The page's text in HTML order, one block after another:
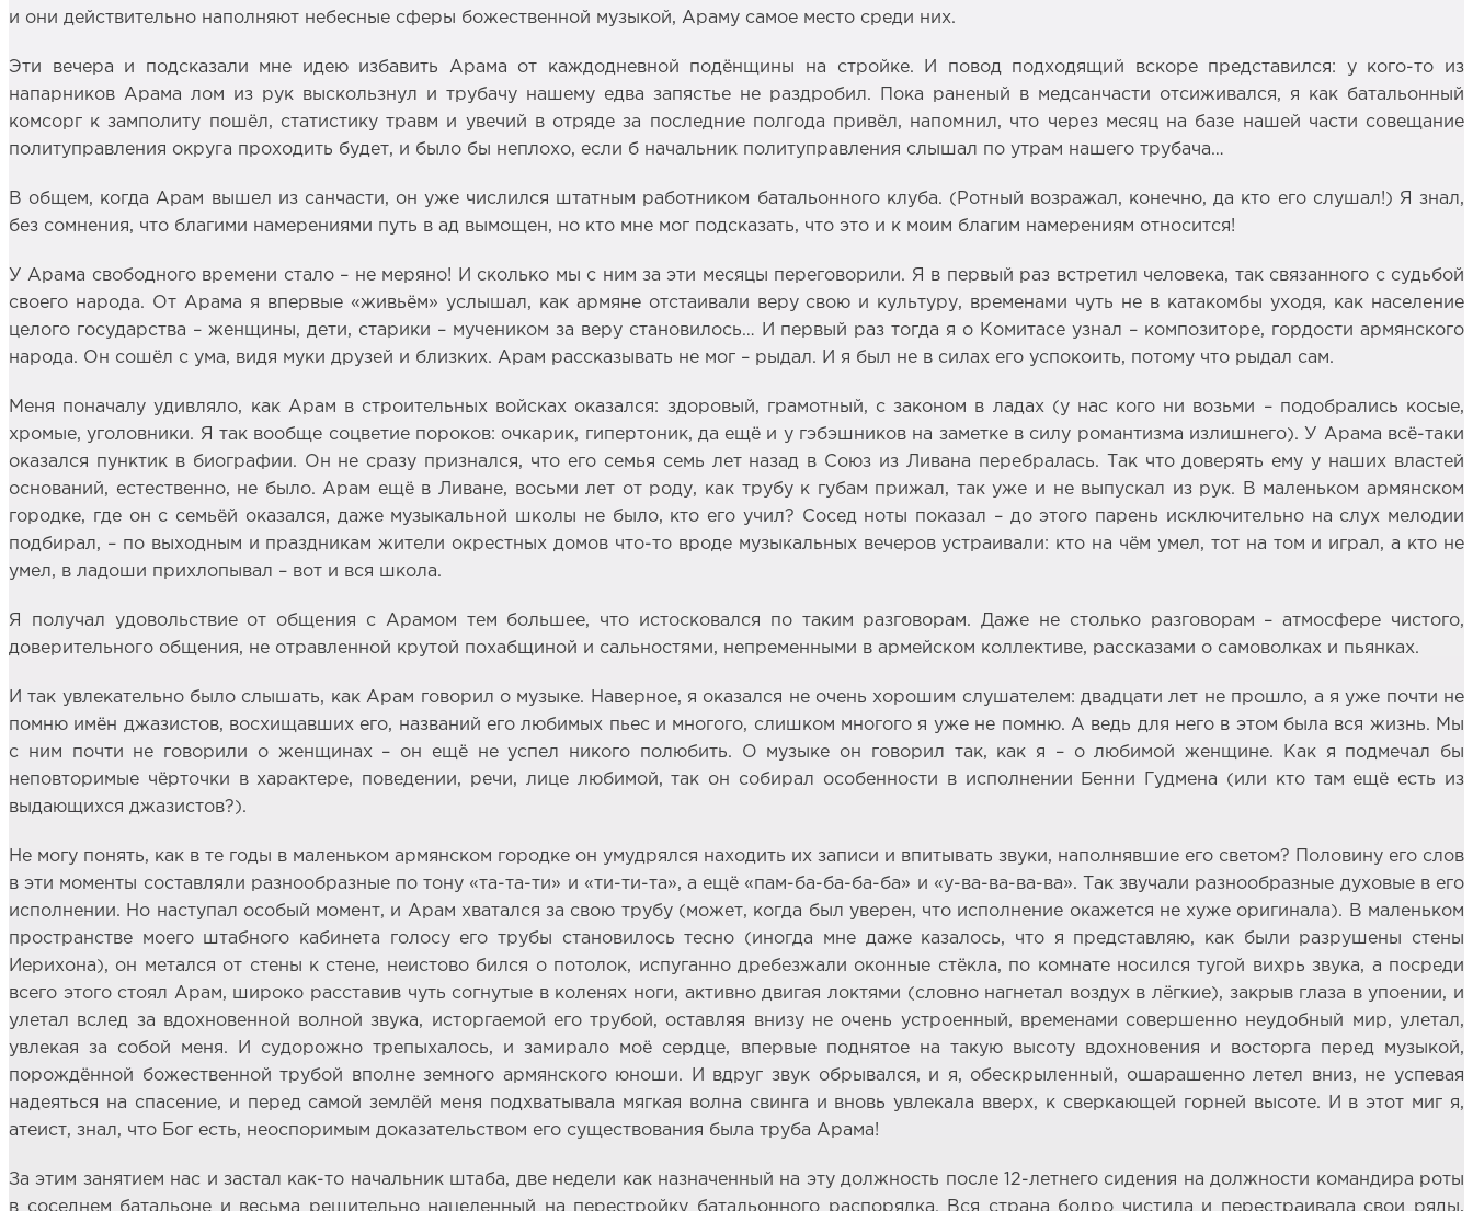
и они действительно наполняют небесные сферы божественной музыкой, Араму самое место среди них.
Эти вечера и подсказали мне идею избавить Арама от каждодневной подёнщины на стройке. И повод подходящий вскоре представился: у кого-то из
напарников Арама лом из рук выскользнул и трубачу нашему едва запястье не раздробил. Пока раненый в медсанчасти отсиживался, я как батальонный
комсорг к замполиту пошёл, статистику травм и увечий в отряде за последние полгода привёл, напомнил, что через месяц на базе нашей части совещание
политуправления округа проходить будет, и было бы неплохо, если б начальник политуправления слышал по утрам нашего трубача…
В общем, когда Арам вышел из санчасти, он уже числился штатным работником батальонного клуба. (Ротный возражал, конечно, да кто его слушал!) Я знал,
без сомнения, что благими намерениями путь в ад вымощен, но кто мне мог подсказать, что это и к моим благим намерениям относится!
У Арама свободного времени стало – не меряно! И сколько мы с ним за эти месяцы переговорили. Я в первый раз встретил человека, так связанного с судьбой
своего народа. От Арама я впервые «живьём» услышал, как армяне отстаивали веру свою и культуру, временами чуть не в катакомбы уходя, как население
целого государства – женщины, дети, старики – мучеником за веру становилось… И первый раз тогда я о Комитасе узнал – композиторе, гордости армянского
народа. Он сошёл с ума, видя муки друзей и близких. Арам рассказывать не мог – рыдал. И я был не в силах его успокоить, потому что рыдал сам.
Меня поначалу удивляло, как Арам в строительных войсках оказался: здоровый, грамотный, с законом в ладах (у нас кого ни возьми – подобрались косые,
хромые, уголовники. Я так вообще соцветие пороков: очкарик, гипертоник, да ещё и у гэбэшников на заметке в силу романтизма излишнего). У Арама всё-таки
оказался пунктик в биографии. Он не сразу признался, что его семья семь лет назад в Союз из Ливана перебралась. Так что доверять ему у наших властей
оснований, естественно, не было. Арам ещё в Ливане, восьми лет от роду, как трубу к губам прижал, так уже и не выпускал из рук. В маленьком армянском
городке, где он с семьёй оказался, даже музыкальной школы не было, кто его учил? Сосед ноты показал – до этого парень исключительно на слух мелодии
подбирал, – по выходным и праздникам жители окрестных домов что-то вроде музыкальных вечеров устраивали: кто на чём умел, тот на том и играл, а кто не
умел, в ладоши прихлопывал – вот и вся школа.
Я получал удовольствие от общения с Арамом тем большее, что истосковался по таким разговорам. Даже не столько разговорам – атмосфере чистого,
доверительного общения, не отравленной крутой похабщиной и сальностями, непременными в армейском коллективе, рассказами о самоволках и пьянках.
И так увлекательно было слышать, как Арам говорил о музыке. Наверное, я оказался не очень хорошим слушателем: двадцати лет не прошло, а я уже почти не
помню имён джазистов, восхищавших его, названий его любимых пьес и многого, слишком многого я уже не помню. А ведь для него в этом была вся жизнь. Мы
с ним почти не говорили о женщинах – он ещё не успел никого полюбить. О музыке он говорил так, как я – о любимой женщине. Как я подмечал бы
неповторимые чёрточки в характере, поведении, речи, лице любимой, так он собирал особенности в исполнении Бенни Гудмена (или кто там ещё есть из
выдающихся джазистов?).
Не могу понять, как в те годы в маленьком армянском городке он умудрялся находить их записи и впитывать звуки, наполнявшие его светом? Половину его слов
в эти моменты составляли разнообразные по тону «та-та-ти» и «ти-ти-та», а ещё «пам-ба-ба-ба-ба» и «у-ва-ва-ва-ва». Так звучали разнообразные духовые в его
исполнении. Но наступал особый момент, и Арам хватался за свою трубу (может, когда был уверен, что исполнение окажется не хуже оригинала). В маленьком
пространстве моего штабного кабинета голосу его трубы становилось тесно (иногда мне даже казалось, что я представляю, как были разрушены стены
Иерихона), он метался от стены к стене, неистово бился о потолок, испуганно дребезжали оконные стёкла, по комнате носился тугой вихрь звука, а посреди
всего этого стоял Арам, широко расставив чуть согнутые в коленях ноги, активно двигая локтями (словно нагнетал воздух в лёгкие), закрыв глаза в упоении, и
улетал вслед за вдохновенной волной звука, исторгаемой его трубой, оставляя внизу не очень устроенный, временами совершенно неудобный мир, улетал,
увлекая за собой меня. И судорожно трепыхалось, и замирало моё сердце, впервые поднятое на такую высоту вдохновения и восторга перед музыкой,
порождённой божественной трубой вполне земного армянского юноши. И вдруг звук обрывался, и я, обескрыленный, ошарашенно летел вниз, не успевая
надеяться на спасение, и перед самой землёй меня подхватывала мягкая волна свинга и вновь увлекала вверх, к сверкающей горней высоте. И в этот миг я,
атеист, знал, что Бог есть, неоспоримым доказательством его существования была труба Арама!
За этим занятием нас и застал как-то начальник штаба, две недели как назначенный на эту должность после 12-летнего сидения на должности командира роты
в соседнем батальоне и весьма решительно нацеленный на перестройку батальонного распорядка. Вся страна бодро чистила и перестраивала свои ряды,